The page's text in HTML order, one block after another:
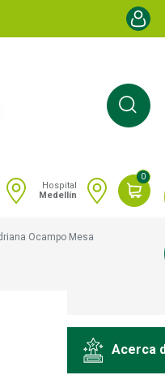
Menú
Hospital
Medellín
0
Ocampo Mesa
Acerca